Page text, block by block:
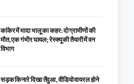
कांकेर में मादा भालू का कहर: दो ग्रामीणों की
मौत, एक गंभीर घायल; रेस्क्यू की तैयारी में वन
विभाग
सड़क किनारे दिखा तेंदुआ, वीडियो वायरल होने